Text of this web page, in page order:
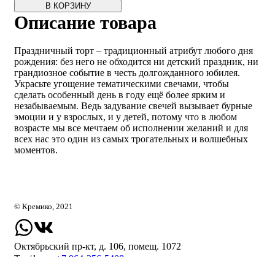
В КОРЗИНУ
Описание товара
Праздничный торт – традиционный атрибут любого дня
рождения: без него не обходится ни детский праздник, ни
грандиозное событие в честь долгожданного юбилея.
Украсьте угощение тематическими свечами, чтобы
сделать особенный день в году ещё более ярким и
незабываемым. Ведь задувание свечей вызывает бурные
эмоции и у взрослых, и у детей, потому что в любом
возрасте мы все мечтаем об исполнении желаний и для
всех нас это один из самых трогательных и волшебных
моментов.
© Кремико, 2021
Октябрьский пр-кт, д. 106, помещ. 1072